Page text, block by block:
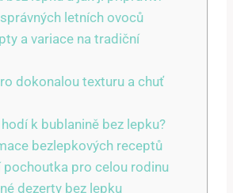
letních ovoců
a variace na tradiční
dokonalou texturu a chuť
k bublanině bez lepku?
bezlepkových receptů
pochoutka pro celou rodinu
dezerty bez lepku